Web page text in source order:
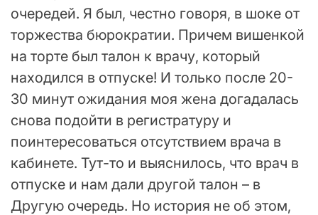
очередей. Я был, честно говоря, в шоке от
торжества бюрократии. Причем вишенкой
на торте был талон к врачу, который
находился в отпуске! И только после 20-
30 минут ожидания моя жена догадалась
снова подойти в регистратуру и
поинтересоваться отсутствием врача в
кабинете. Тут-то и выяснилось, что врач в
отпуске и нам дали другой талон – в
Другую очередь. Но история не об этом,